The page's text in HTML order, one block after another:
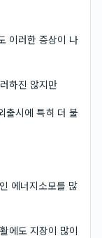
이러한 증상이 나
하진 않지만
출시에 특히 더 불
에너지소모를 많
에도 지장이 많이